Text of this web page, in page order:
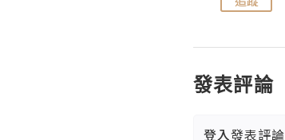
發表評論
登入發表評論